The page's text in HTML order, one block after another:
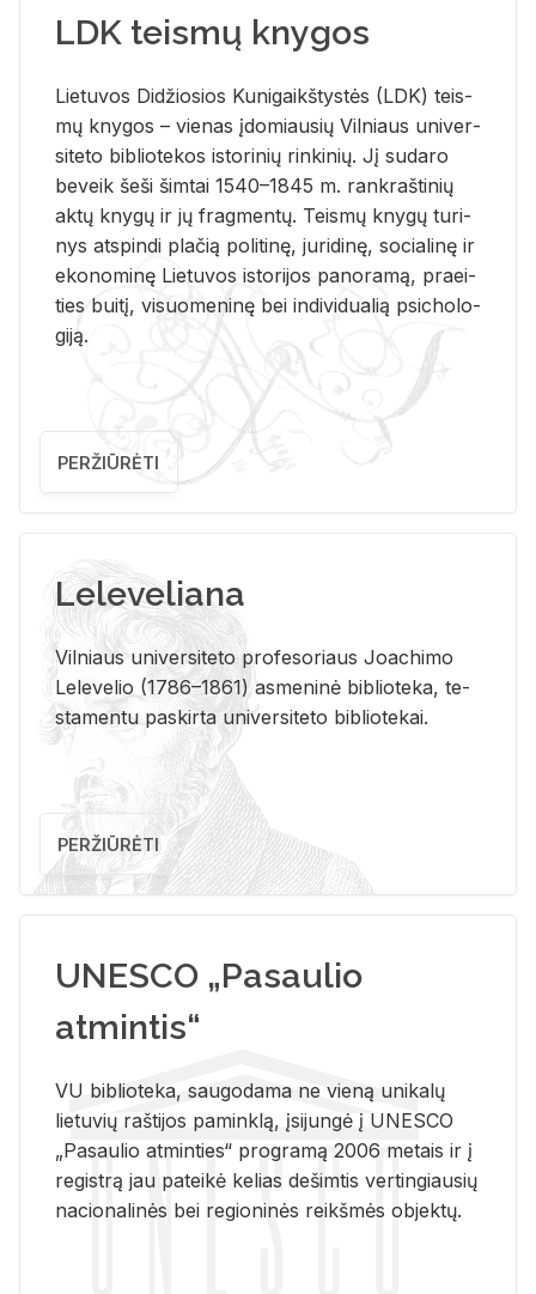
LDK teismų knygos
Lie­tu­vos Di­džio­sios Ku­ni­gaikš­tys­tės (LDK) teis­
mų kny­gos – vie­nas įdo­miau­sių Vil­niaus uni­ver­
si­te­to bi­b­lio­te­kos is­to­ri­nių rin­ki­nių. Jį su­da­ro
be­veik šeši šim­tai 1540–1845 m. rank­raš­ti­nių
aktų kny­gų ir jų frag­men­tų. Teis­mų kny­gų tu­ri­
nys at­spin­di pla­čią po­li­ti­nę, ju­ri­di­nę, so­cia­li­nę ir
eko­no­mi­nę Lie­tu­vos is­to­ri­jos pa­no­ra­mą, pra­ei­
ties bui­tį, vi­suo­me­ni­nę bei in­di­vi­dua­lią psi­cho­lo­
gi­ją.
PERŽIŪRĖTI
Leleveliana
Vil­niaus uni­ver­si­te­to pro­fe­so­riaus Jo­a­chi­mo
Le­le­ve­lio (1786–1861) as­me­ni­nė bi­b­lio­te­ka, te­
sta­men­tu pa­skir­ta uni­ver­si­te­to bi­b­lio­te­kai.
PERŽIŪRĖTI
UNESCO „Pasaulio
atmintis“
VU biblioteka, saugodama ne vieną unikalų
lietuvių raštijos paminklą, įsijungė į UNESCO
„Pasaulio atminties“ programą 2006 metais ir į
registrą jau pateikė kelias dešimtis vertingiausių
nacionalinės bei regioninės reikšmės objektų.